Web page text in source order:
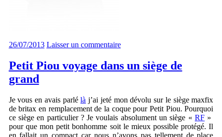
26/07/2013 Laisser un commentaire
Petit Piou voyage dans un siège de
grand
Je vous en avais parlélà j’ai jeté mon dévolu sur le siège maxfix
de britax en remplacement de la coque pour Petit Piou. Pourquoi
ce siège en particulier ? Je voulais absolument un siège «RF »
pour que mon petit bonhomme soit le mieux possible protégé. Il
en fallait un compact car nous n’avons pas tellement de place